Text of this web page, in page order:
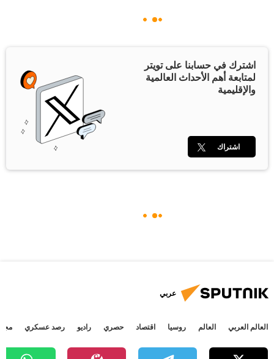
اشترك في حسابنا على تويتر
لمتابعة أهم الأحداث العالمية
والإقليمية
اشتراك
عربي
العالم العربي العالم روسيا اقتصاد حصري راديو رصد عسكري